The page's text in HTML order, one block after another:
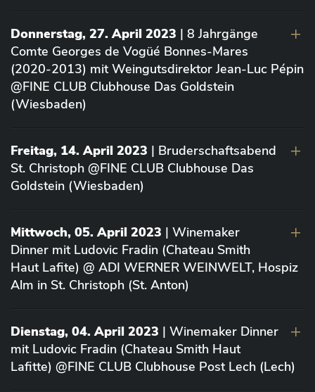
Donnerstag, 27. April 2023 | 8 Jahrgänge
Comte Georges de Vogüé Bonnes-Mares
(2020-2013) mit Weingutsdirektor Jean-Luc Pépin
@FINE CLUB Clubhouse Das Goldstein
(Wiesbaden)
Freitag, 14. April 2023 | Bruderschaftsabend
St. Christoph @FINE CLUB Clubhouse Das
Goldstein (Wiesbaden)
Mittwoch, 05. April 2023 | Winemaker
Dinner mit Ludovic Fradin (Chateau Smith
Haut Lafite) @ ADI WERNER WEINWELT, Hospiz
Alm in St. Christoph (St. Anton)
Dienstag, 04. April 2023 | Winemaker Dinner
mit Ludovic Fradin (Chateau Smith Haut
Lafitte) @FINE CLUB Clubhouse Post Lech (Lech)